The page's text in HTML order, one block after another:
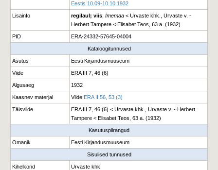
Eestis 10.09-10.10.1932
Lisainfo regilaul; viis; Imemaa < Urvaste khk., Urvaste v. -
Herbert Tampere < Elisabet Teos, 63 a. (1932)
PID ERA-24332-57645-04004
Kataloogitunnused
Asutus Eesti Kirjandusmuuseum
Viide ERA III 7, 46 (6)
Algusaeg 1932
Kaasnev materjal Viide:ERA II 56, 53 (3)
Täisviide
ERA III 7, 46 (6) < Urvaste khk., Urvaste v. - Herbert
Tampere < Elisabet Teos, 63 a. (1932)
Kasutuspiirangud
Omanik Eesti Kirjandusmuuseum
Sisulised tunnused
Kihelkond Urvaste khk.